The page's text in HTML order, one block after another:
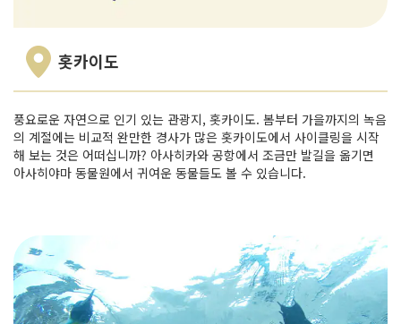
홋카이도
풍요로운 자연으로 인기 있는 관광지, 홋카이도. 봄부터 가을까지의 녹음
의 계절에는 비교적 완만한 경사가 많은 홋카이도에서 사이클링을 시작
해 보는 것은 어떠십니까? 아사히카와 공항에서 조금만 발길을 옮기면
아사히야마 동물원에서 귀여운 동물들도 볼 수 있습니다.